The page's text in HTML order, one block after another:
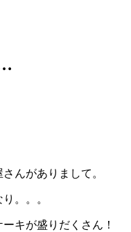
んがありまして。
。。。
キが盛りだくさん！